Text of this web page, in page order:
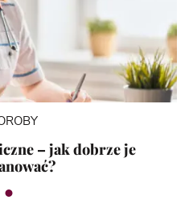
– jak dobrze je